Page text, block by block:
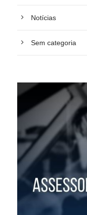
Notícias
Sem categoria